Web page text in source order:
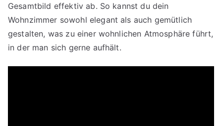
Gesamtbild effektiv ab. So kannst du dein
Wohnzimmer sowohl elegant als auch gemütlich
gestalten, was zu einer wohnlichen Atmosphäre führt,
in der man sich gerne aufhält.